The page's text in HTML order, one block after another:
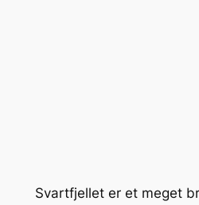
Svartfjellet er et meget